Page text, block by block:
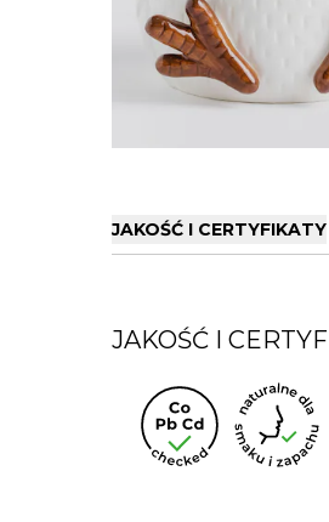
JAKOŚĆ I CERTYFIKATY
JAKOŚĆ I